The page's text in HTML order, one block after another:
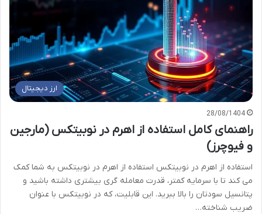
ارز دیجیتال
28/08/1404
راهنمای کامل استفاده از اهرم در نوبیتکس (مارجین
و فیوچرز)
استفاده از اهرم در نوبیتکس استفاده از اهرم در نوبیتکس به شما کمک
می کند تا با سرمایه کمتر، قدرت معامله گری بیشتری داشته باشید و
پتانسیل سودتان را بالا ببرید. این قابلیت، که در نوبیتکس با عنوان
ضریب شناخته…